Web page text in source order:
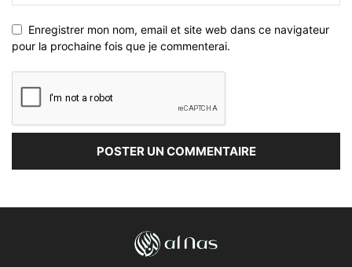
Enregistrer mon nom, email et site web dans ce navigateur
pour la prochaine fois que je commenterai.